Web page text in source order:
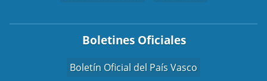
Boletines Oficiales
Boletín Oficial del País Vasco